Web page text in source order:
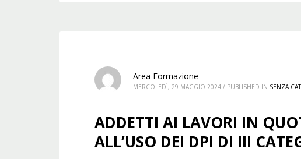
Area Formazione
MERCOLEDÌ, 29 MAGGIO 2024 / PUBLISHED IN SENZA
ADDETTI AI LAVORI IN
ALL’USO DEI DPI DI III